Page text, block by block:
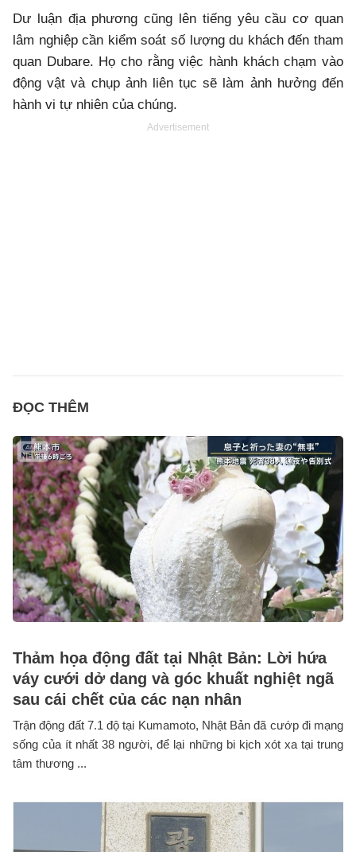
Dư luận địa phương cũng lên tiếng yêu cầu cơ quan
lâm nghiệp cần kiểm soát số lượng du khách đến tham
quan Dubare. Họ cho rằng việc hành khách chạm vào
động vật và chụp ảnh liên tục sẽ làm ảnh hưởng đến
hành vi tự nhiên của chúng.
Advertisement
ĐỌC THÊM
Thảm họa động đất tại Nhật Bản: Lời hứa
váy cưới dở dang và góc khuất nghiệt ngã
sau cái chết của các nạn nhân
Trận động đất 7.1 độ tại Kumamoto, Nhật Bản đã cướp đi mạng
sống của ít nhất 38 người, để lại những bi kịch xót xa tại trung
tâm thương ...